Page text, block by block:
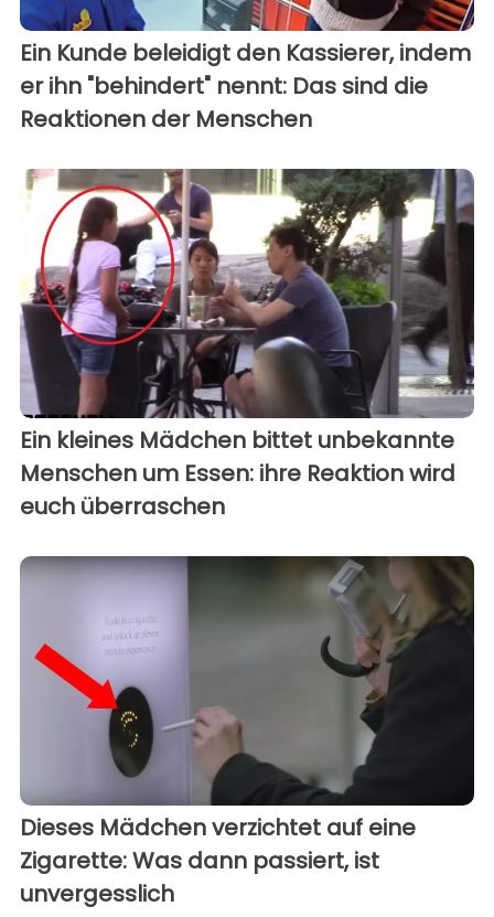
Ein Kunde beleidigt den Kassierer, indem
er ihn "behindert" nennt: Das sind die
Reaktionen der Menschen
Ein kleines Mädchen bittet unbekannte
Menschen um Essen: ihre Reaktion wird
euch überraschen
Dieses Mädchen verzichtet auf eine
Zigarette: Was dann passiert, ist
unvergesslich